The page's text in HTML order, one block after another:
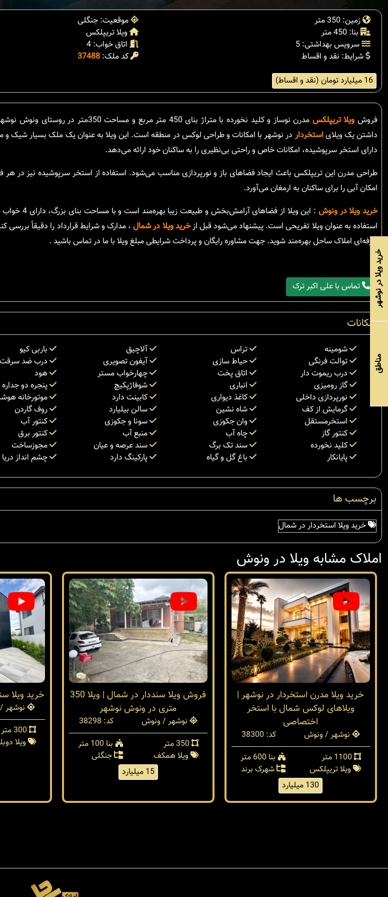
زمین: 350 متر
موقعیت: جنگلی
بنا: 450 متر
ویلا تریپلکس
سرویس بهداشتی: 5
اتاق خواب: 4
شرایط: نقد و اقساط
کد ملک: 37488
16 میلیارد تومان (نقد و اقساط)
فروش ویلا تریپلکس
مدرن نوساز و کلید نخورده با متراژ بنای 450 متر
داشتن یک ویلایاستخردار
دارای استخر سرپوشیده، امکانات خاص و راحتی بی‌نظیری را به ساکنان خود ارائه می‌دهد.
طراحی مدرن این تریپلکس باعث ایجاد فضاهای باز و نورپردازی مناسب می‌شود. استفاده از استخر سرپوشیده نیز در هر
امکان آبی را برای ساکنان به ارمغان می‌آورد.
خرید ویلا در ونوش
: این ویلا از
استفاده به عنوان ویلا تفریحی است. پیشنهاد می‌شود قبل ازخرید ویلا در شمال، مدارک و شرایط قرارداد را دقیقاً بررسی
حرفه‌ای املاک ساحل بهره‌مند شوید. جهت مشاوره رایگان و پرداخت شرایطی مبلغ ویلا با ما در تماس باشید .
تماس با علی اکبر ترک
امکانات
شومینه تراس آلاچیق
باربی کیو
توالت فرنگی
حیاط سازی آیفون تصویری
درب ضد سرقت
درب ریموت دار
اتاق پخت چهارخواب مستر
هود
گاز رومیزی
انباری شوفاژپکیچ
پنجره دو جداره
نورپردازی داخلی
کاغذ دیواری کابینت دارد
موتورخانه
گرمایش از کف
شاه نشین سالن بیلیارد
روف گاردن
استخرمستقل
وان جکوزی سونا و جکوزی
کنتور آب
کنتور گاز
چاه آب منبع آب
کنتور برق
کلید نخورده
سند تک برگ سند عرصه و عیان
مجوزساخت
پایانکار
باغ گل و گیاه پارکینگ دارد چشم انداز
برچسب ها
خرید ویلا استخردار در شمال
املاک مشابه ویلا در ونوش
خرید ویلا مدرن استخردار در نوشهر |
ویلاهای لوکس شمال با استخر
اختصاصی
نوشهر / ونوش
کد: 38300
بنا 600 متر
ویلا تریپلکس
شهرک برند
130 میلیارد
فروش ویلا سنددار در شمال | ویلا 350
متری در ونوش نوشهر
نوشهر / ونوش
کد: 38298
بنا 100 متر
ویلا همکف
جنگلی
15 میلیارد
خرید ویلا
نوشهر
ویلا
خرید ویلا در نوشهر
مناطق